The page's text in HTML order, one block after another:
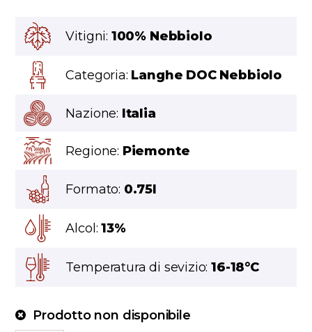
Vitigni: 100% Nebbiolo
Categoria: Langhe DOC Nebbiolo
Nazione: Italia
Regione: Piemonte
Formato: 0.75l
Alcol:13%
Temperatura di sevizio:16-18°C
Prodotto non disponibile